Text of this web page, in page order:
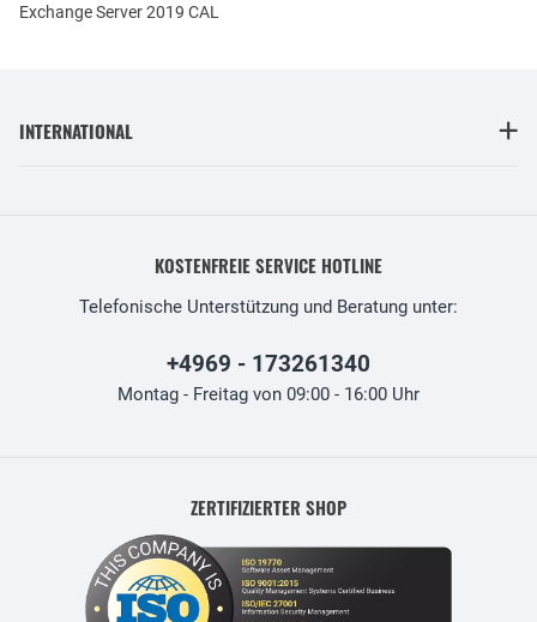
Exchange Server 2019 CAL
INTERNATIONAL
KOSTENFREIE SERVICE HOTLINE
Telefonische Unterstützung und Beratung unter:
+4969 - 173261340
Montag - Freitag von 09:00 - 16:00 Uhr
ZERTIFIZIERTER SHOP